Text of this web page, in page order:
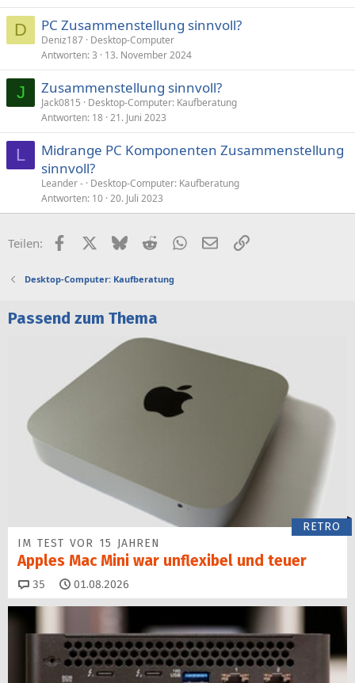
D PC Zusammenstellung sinnvoll?
Deniz187 Desktop-Computer
Antworten 3 13. November 2024
J Zusammenstellung sinnvoll?
Jack0815
Desktop-Computer: Kaufberatung
Antworten 18 21. Juni 2023
L
Midrange PC Komponenten Zusammenstellung
sinnvoll?
Leander - Desktop-Computer: Kaufberatung
Antworten 10 20. Juli 2023
Teilen: FacebookX (Twitter)
BlueskyRedditWhatsApp
E-MailLink
Desktop-Computer: Kaufberatung
Passend zum Thema
RETRO
IM TEST VOR 15 JAHREN
Apples Mac Mini war unflexibel und teuer
35 Kommentare
01.08.2026